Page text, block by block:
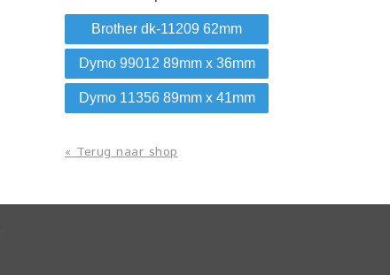
Brother dk-11209 62mm
Dymo 99012 89mm x 36mm
Dymo 11356 89mm x 41mm
« Terug naar shop